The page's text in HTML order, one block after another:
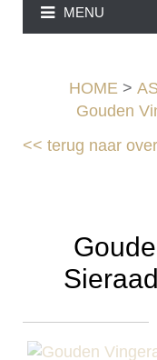
MENU
HOME >
Gouden
<<terug naar